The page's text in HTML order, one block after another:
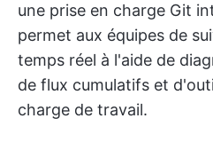
une prise en charge Git
permet aux équipes de
temps réel à l'aide de
de flux cumulatifs et
charge de travail.